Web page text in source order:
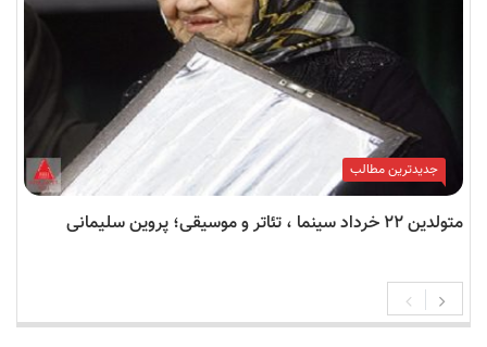
جدیدترین مطالب
متولدین ۲۲ خرداد سینما ، تئاتر و موسیقی؛ پروین سلیمانی